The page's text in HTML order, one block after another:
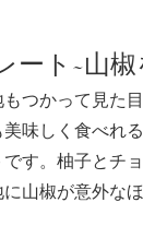
ート~山
つかって見た
味しく食べれ
す。柚子とチ
に山椒が意外な